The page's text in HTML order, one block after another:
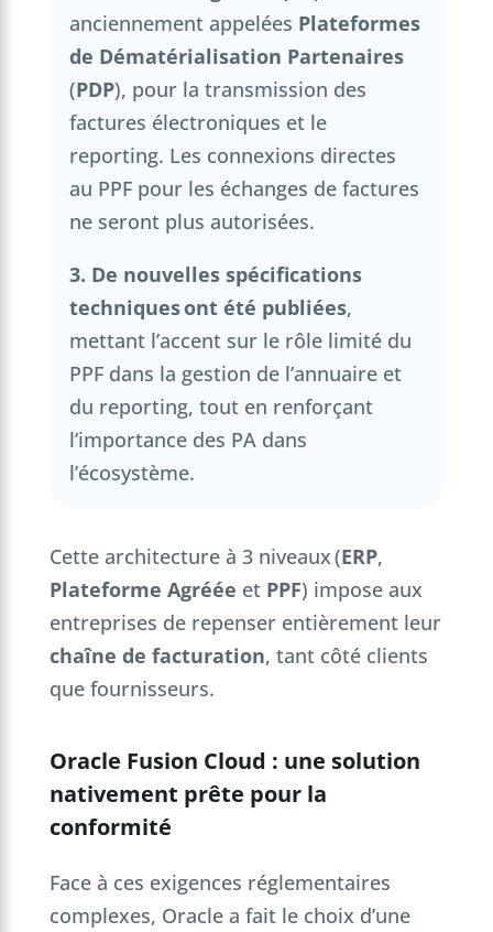
anciennement appelées Plateformes
de Dématérialisation Partenaires
(PDP), pour la transmission des
factures électroniques et le
reporting. Les connexions directes
au PPF pour les échanges de factures
ne seront plus autorisées.
3. De nouvelles spécifications
techniques ont été publiées,
mettant l’accent sur le rôle limité du
PPF dans la gestion de l’annuaire et
du reporting, tout en renforçant
l’importance des PA dans
l’écosystème.
Cette architecture à 3 niveaux (ERP,
Plateforme Agréée et PPF) impose aux
entreprises de repenser entièrement leur
chaîne de facturation, tant côté clients
que fournisseurs.
Oracle Fusion Cloud : une solution
nativement prête pour la
conformité
Face à ces exigences réglementaires
complexes, Oracle a fait le choix d’une